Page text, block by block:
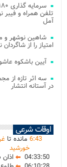
آمل
شاهین نوشهر و
امتیاز را از
آیین باشکوه
سه اثر تازه از
در آستانه انتشار
اوقات شرعی
6:43 مانده تا
خورشید
04:33:50